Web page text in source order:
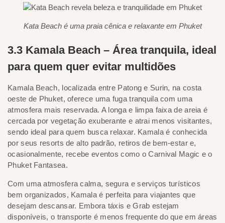
Kata Beach é uma praia cênica e relaxante em Phuket
3.3 Kamala Beach – Área tranquila, ideal
para quem quer evitar multidões
Kamala Beach, localizada entre Patong e Surin, na costa
oeste de Phuket, oferece uma fuga tranquila com uma
atmosfera mais reservada. A longa e limpa faixa de areia é
cercada por vegetação exuberante e atrai menos visitantes,
sendo ideal para quem busca relaxar. Kamala é conhecida
por seus resorts de alto padrão, retiros de bem-estar e,
ocasionalmente, recebe eventos como o Carnival Magic e o
Phuket Fantasea.
Com uma atmosfera calma, segura e serviços turísticos
bem organizados, Kamala é perfeita para viajantes que
desejam descansar. Embora táxis e Grab estejam
disponíveis, o transporte é menos frequente do que em áreas